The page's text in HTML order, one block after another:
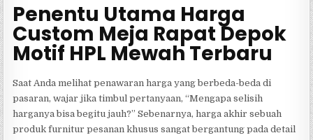
Penentu Utama Harga
Custom Meja Rapat Depok
Motif HPL Mewah Terbaru
Saat Anda melihat penawaran harga yang berbeda-beda di
pasaran, wajar jika timbul pertanyaan, “Mengapa selisih
harganya bisa begitu jauh?” Sebenarnya, harga akhir sebuah
produk furnitur pesanan khusus sangat bergantung pada detail